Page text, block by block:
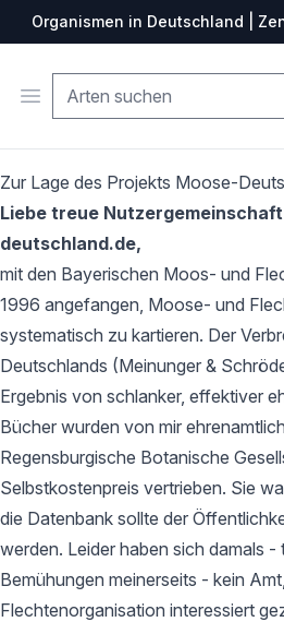
Organismen in Deutschland |
Open menu
Zur Lage des Projekts Moose-
Liebe treue
deutschland.de,
mit den Bayerischen Moos- und
1996 angefangen, Moose- und
systematisch zu kartieren. Der
Deutschlands (Meinunger &
Ergebnis von schlanker, effektiver
Bücher wurden von mir
Regensburgische Botanische
Selbstkostenpreis vertrieben. Sie
die Datenbank sollte der
werden. Leider haben sich damals
Bemühungen meinerseits - kein
Flechtenorganisation interessiert